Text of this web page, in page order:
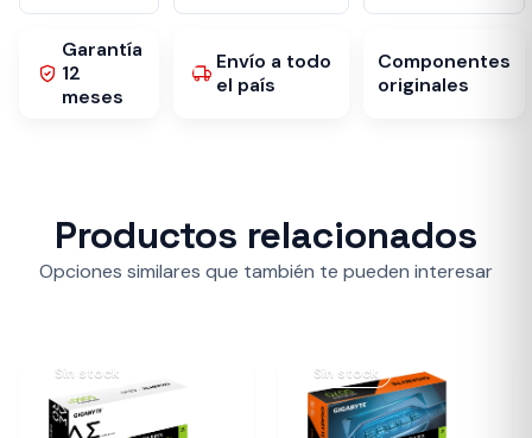
Garantía
12
meses
Envío a todo
el país
Componentes
originales
Productos relacionados
Opciones similares que también te pueden interesar
Sin stock Sin stock